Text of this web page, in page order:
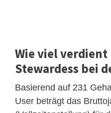
Wie viel verdient
Stewardess bei
Basierend auf 231
User beträgt das